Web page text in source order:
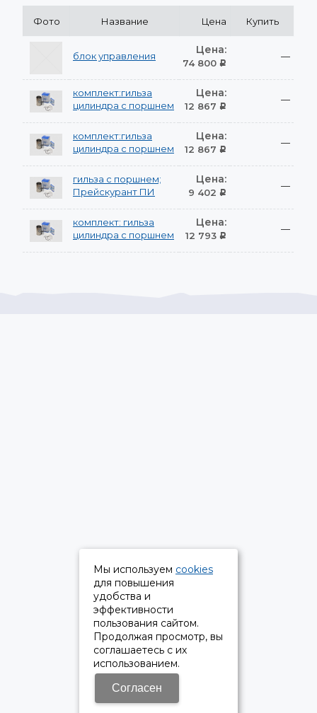
Фото Название Цена Купить
блок управления Цена:
74 800 Р
—
комплект:гильза
цилиндра с поршнем
Цена:
12 867 Р
—
комплект:гильза
цилиндра с поршнем
Цена:
12 867 Р
—
гильза с поршнем;
Прейскурант ПИ
Цена:
9 402 Р
—
комплект: гильза
цилиндра с поршнем
Цена:
12 793 Р
—
Мы используем cookies
для повышения
удобства и
эффективности
пользования сайтом.
Продолжая просмотр, вы
соглашаетесь с их
использованием.
Согласен